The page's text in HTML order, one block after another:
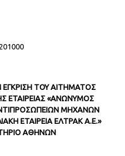
ΤΟΥ ΑΙΤΗΜΑΤΟΣ
ΕΤΑΙΡΕΙΑΣ «ΑΝΩΝΥΜΟΣ
ΜΗΧΑΝΩΝ
ΕΤΑΙΡΕΙΑ ΕΛΤΡΑΚ Α.Ε.»
ΑΘΗΝΩΝ